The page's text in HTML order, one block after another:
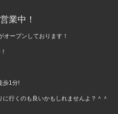
業中！
ープンしております！
歩1分!
行くのも良いかもしれませんよ？＾＾